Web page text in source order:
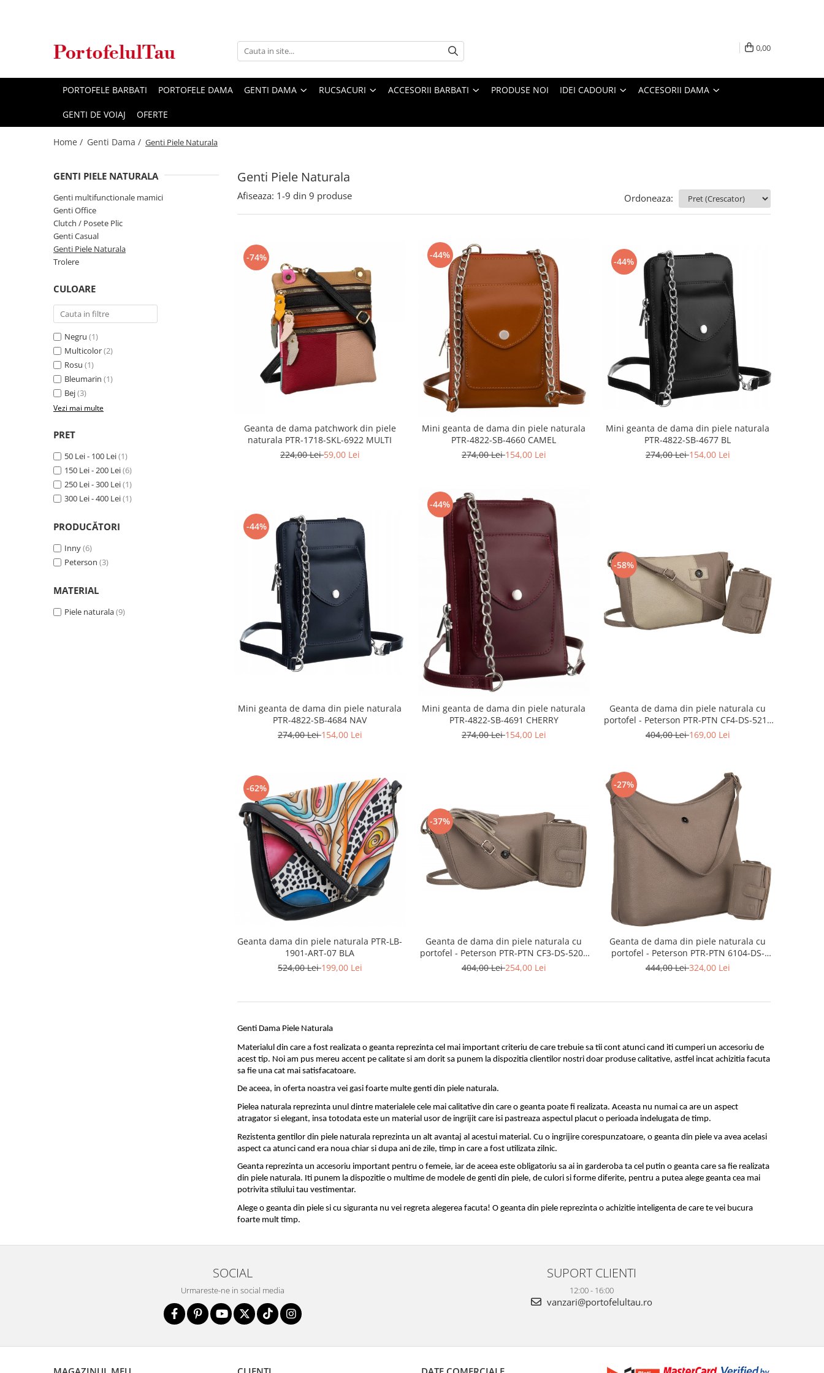
Clutch / Posete Plic
Genti multifunctionale mamici
Rucsacuri Barbati
Curele Barbati
Cadouri pentru femei
Borsete Dama
0,00
PORTOFELE BARBATI PORTOFELE DAMA GENTI DAMA RUCSACURI ACCESORII BARBATI PRODUSE NOI IDEI CADOURI ACCESORII DAMA
GENTI DE VOIAJ OFERTE
Home / Genti Dama / Genti Piele Naturala
Genti Piele Naturala
GENTI PIELE NATURALA
Genti multifunctionale mamici
Genti Office
Clutch / Posete Plic
Genti Casual
Genti Piele Naturala
Trolere
CULOARE
Negru (1)
Multicolor(2)
Rosu (1)
Bleumarin (1)
Bej(3)
Vezi mai multe
PRET
50 Lei - 100 Lei(1)
150 Lei - 200 Lei(6)
250 Lei - 300 Lei(1)
300 Lei - 400 Lei(1)
PRODUCĂTORI
Inny(6)
Peterson (3)
MATERIAL
Piele naturala(9)
Afiseaza: 1-9 din 9 produse Ordoneaza:
-74%
Geanta de dama patchwork din piele
naturala PTR-1718-SKL-6922 MULTI
224,00 Lei59,00 Lei
-44%
Mini geanta de dama din piele naturala
PTR-4822-SB-4660 CAMEL
274,00 Lei154,00 Lei
-44%
Mini geanta de dama din piele naturala
PTR-4822-SB-4677 BL
274,00 Lei154,00 Lei
-44%
Mini geanta de dama din piele naturala
PTR-4822-SB-4684 NAV
274,00 Lei154,00 Lei
-44%
Mini geanta de dama din piele naturala
PTR-4822-SB-4691 CHERRY
274,00 Lei154,00 Lei
-58%
Geanta de dama din piele naturala cu
portofel - Peterson PTR-PTN CF4-DS-5216
D.BE
404,00 Lei169,00 Lei
-62%
Geanta dama din piele naturala PTR-LB-
1901-ART-07 BLA
524,00 Lei199,00 Lei
-37%
Geanta de dama din piele naturala cu
portofel - Peterson PTR-PTN CF3-DS-5209
DA
404,00 Lei254,00 Lei
-27%
Geanta de dama din piele naturala cu
portofel - Peterson PTR-PTN 6104-DS-
5155 DA
444,00 Lei324,00 Lei
Genti Dama Piele Naturala
Materialul din care a fost realizata o geanta reprezinta cel mai important criteriu de care trebuie sa tii cont atunci cand iti cumperi un accesoriu de
acest tip. Noi am pus mereu accent pe calitate si am dorit sa punem la dispozitia clientilor nostri doar produse calitative, astfel incat achizitia facuta
sa fie una cat mai satisfacatoare.
De aceea, in oferta noastra vei gasi foarte multe genti din piele naturala.
Pielea naturala reprezinta unul dintre materialele cele mai calitative din care o geanta poate fi realizata. Aceasta nu numai ca are un aspect
atragator si elegant, insa totodata este un material usor de ingrijit care isi pastreaza aspectul placut o perioada indelugata de timp.
Rezistenta gentilor din piele naturala reprezinta un alt avantaj al acestui material. Cu o ingrijire corespunzatoare, o geanta din piele va avea acelasi
aspect ca atunci cand era noua chiar si dupa ani de zile, timp in care a fost utilizata zilnic.
Geanta reprezinta un accesoriu important pentru o femeie, iar de aceea este obligatoriu sa ai in garderoba ta cel putin o geanta care sa fie realizata
din piele naturala. Iti punem la dispozitie o multime de modele de genti din piele, de culori si forme diferite, pentru a putea alege geanta cea mai
potrivita stilului tau vestimentar.
Alege o geanta din piele si cu siguranta nu vei regreta alegerea facuta! O geanta din piele reprezinta o achizitie inteligenta de care te vei bucura
foarte mult timp.
SOCIAL
Urmareste-ne in social media
SUPORT CLIENTI
12:00 - 16:00
vanzari@portofelultau.ro